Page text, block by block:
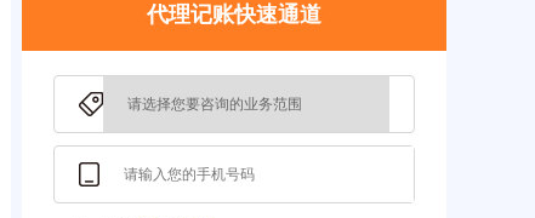
代理记账快速通道